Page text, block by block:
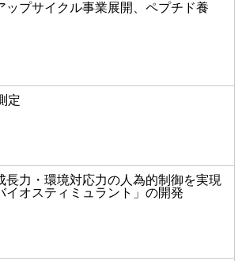
ップサイクル事業展開、ペプチド養
定
長力・環境対応力の人為的制御を実現
イオスティミュラント」の開発